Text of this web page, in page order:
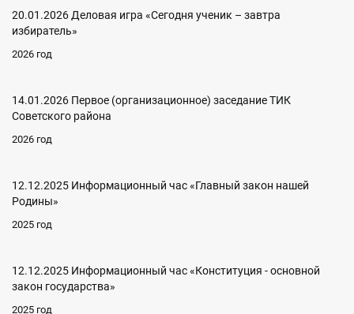
20.01.2026 Деловая игра «Сегодня ученик – завтра
избиратель»
2026 год
14.01.2026 Первое (организационное) заседание ТИК
Советского района
2026 год
12.12.2025 Информационный час «Главный закон нашей
Родины»
2025 год
12.12.2025 Информационный час «Конституция - основной
закон государства»
2025 год